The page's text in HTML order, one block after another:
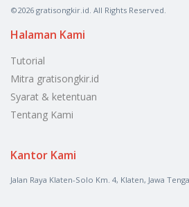
©2026 gratisongkir.id. All Rights Reserved.
Halaman Kami
Tutorial
Mitra gratisongkir.id
Syarat & ketentuan
Tentang Kami
Kantor Kami
Jalan Raya Klaten-Solo Km. 4, Klaten, Jawa